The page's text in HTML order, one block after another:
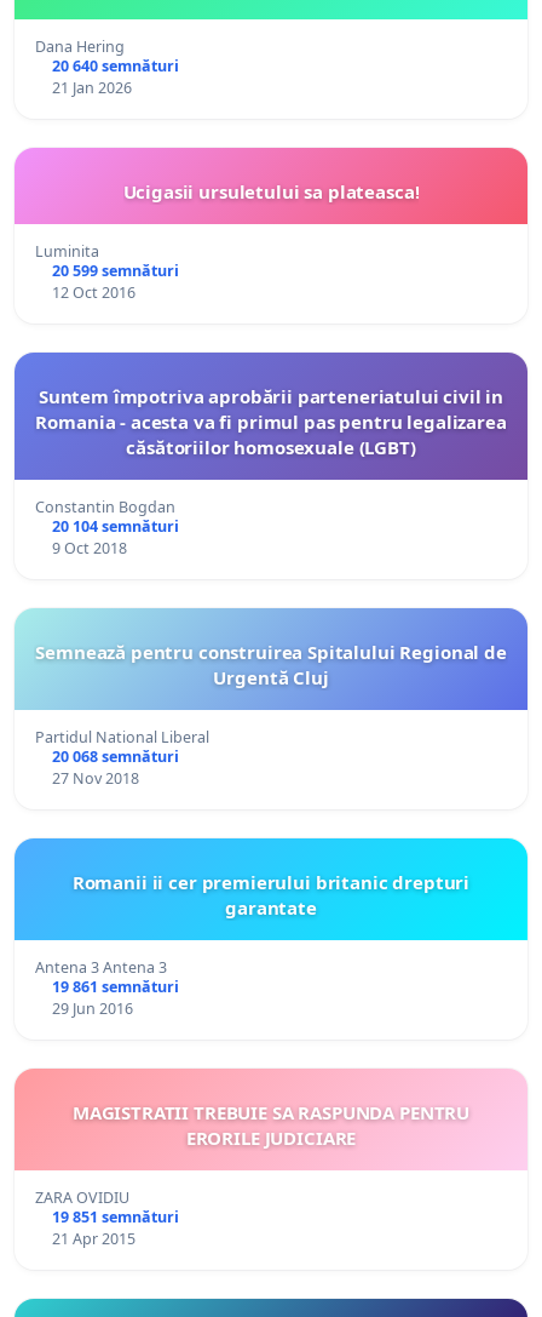
Dana Hering
20 640 semnături
21 Jan 2026
Ucigasii ursuletului sa plateasca!
Luminita
20 599 semnături
12 Oct 2016
Suntem împotriva aprobării parteneriatului civil in
Romania - acesta va fi primul pas pentru legalizarea
căsătoriilor homosexuale (LGBT)
Constantin Bogdan
20 104 semnături
9 Oct 2018
Semnează pentru construirea Spitalului Regional de
Urgentă Cluj
Partidul National Liberal
20 068 semnături
27 Nov 2018
Romanii ii cer premierului britanic drepturi
garantate
Antena 3 Antena 3
19 861 semnături
29 Jun 2016
MAGISTRATII TREBUIE SA RASPUNDA PENTRU
ERORILE JUDICIARE
ZARA OVIDIU
19 851 semnături
21 Apr 2015